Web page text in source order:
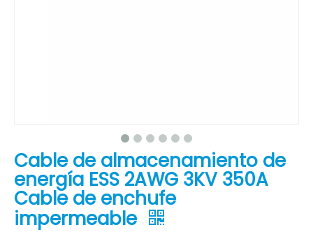
Cable de almacenamiento de
energía ESS 2AWG 3KV 350A
Cable de enchufe
impermeable